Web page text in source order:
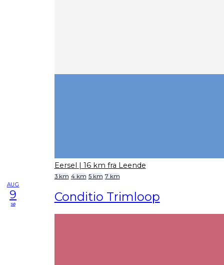
Eersel | 16 km fra Leende
3 km 4 km 5 km 7 km
AUG
9
sø Conditio Trimloop